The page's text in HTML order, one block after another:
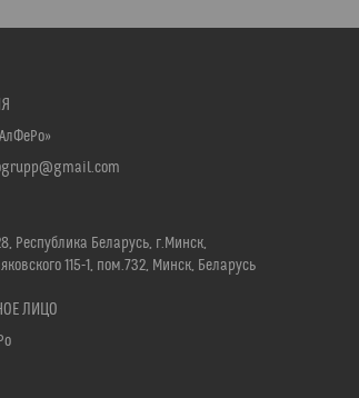
Республика Беларусь, г.Минск,
115-1, пом.732, Минск, Беларусь